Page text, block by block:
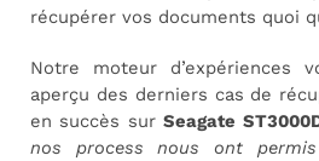
récupérer vos documents quoi
Notre moteur d’expériences
aperçu des derniers cas de
en succès surSeagate
nos process nous ont